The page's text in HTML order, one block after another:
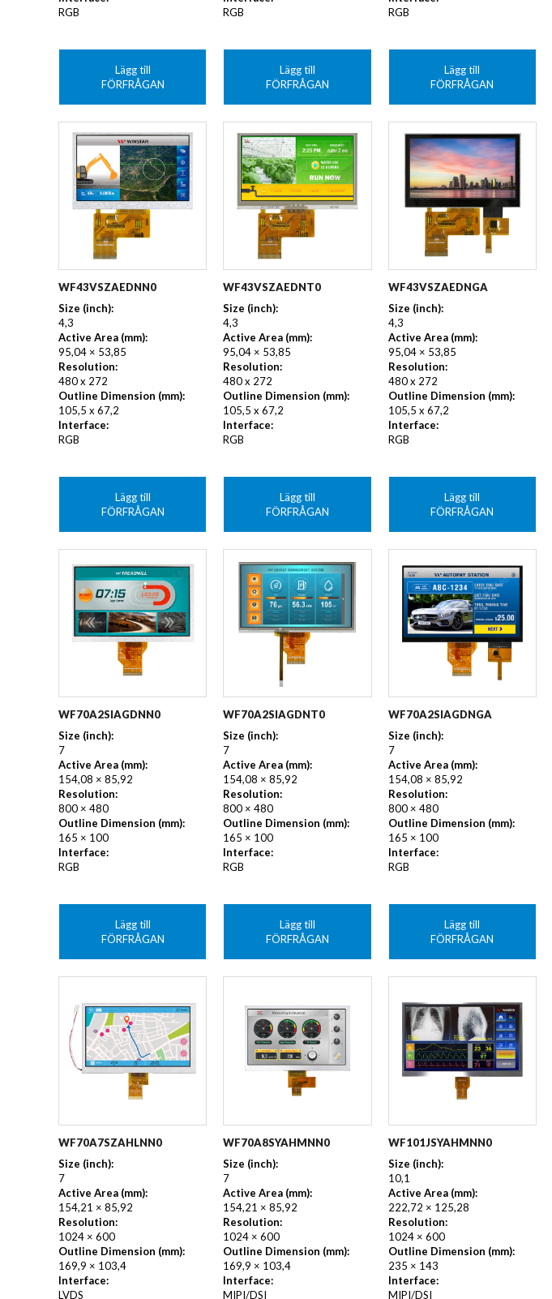
RGB
Lägg till
FÖRFRÅGAN
RGB
Lägg till
FÖRFRÅGAN
RGB
Lägg till
FÖRFRÅGAN
WF43VSZAEDNN0
Size (inch):
4,3
Active Area (mm):
95,04 × 53,85
Resolution:
480 x 272
Outline Dimension (mm):
105,5 x 67,2
Interface:
RGB
Lägg till
FÖRFRÅGAN
WF43VSZAEDNT0
Size (inch):
4,3
Active Area (mm):
95,04 × 53,85
Resolution:
480 x 272
Outline Dimension (mm):
105,5 x 67,2
Interface:
RGB
Lägg till
FÖRFRÅGAN
WF43VSZAEDNGA
Size (inch):
4,3
Active Area (mm):
95,04 × 53,85
Resolution:
480 x 272
Outline Dimension (mm):
105,5 x 67,2
Interface:
RGB
Lägg till
FÖRFRÅGAN
WF70A2SIAGDNN0
Size (inch):
7
Active Area (mm):
154,08 × 85,92
Resolution:
800 × 480
Outline Dimension (mm):
165 × 100
Interface:
RGB
Lägg till
FÖRFRÅGAN
WF70A2SIAGDNT0
Size (inch):
7
Active Area (mm):
154,08 × 85,92
Resolution:
800 × 480
Outline Dimension (mm):
165 × 100
Interface:
RGB
Lägg till
FÖRFRÅGAN
WF70A2SIAGDNGA
Size (inch):
7
Active Area (mm):
154,08 × 85,92
Resolution:
800 × 480
Outline Dimension (mm):
165 × 100
Interface:
RGB
Lägg till
FÖRFRÅGAN
WF70A7SZAHLNN0
Size (inch):
7
Active Area (mm):
154,21 × 85,92
Resolution:
1024 × 600
Outline Dimension (mm):
169,9 × 103,4
Interface:
LVDS
WF70A8SYAHMNN0
Size (inch):
7
Active Area (mm):
154,21 × 85,92
Resolution:
1024 × 600
Outline Dimension (mm):
169,9 × 103,4
Interface:
MIPI/DSI
WF101JSYAHMNN0
Size (inch):
10,1
Active Area (mm):
222,72 × 125,28
Resolution:
1024 × 600
Outline Dimension (mm):
235 × 143
Interface:
MIPI/DSI